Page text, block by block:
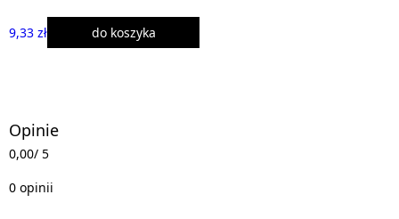
9,33 zł do koszyka
Opinie
0,00/ 5
0 opinii